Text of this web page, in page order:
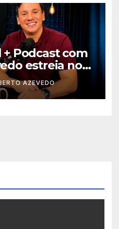
+ Podcast com
estreia nova
grandes
gospel
AZEVEDO